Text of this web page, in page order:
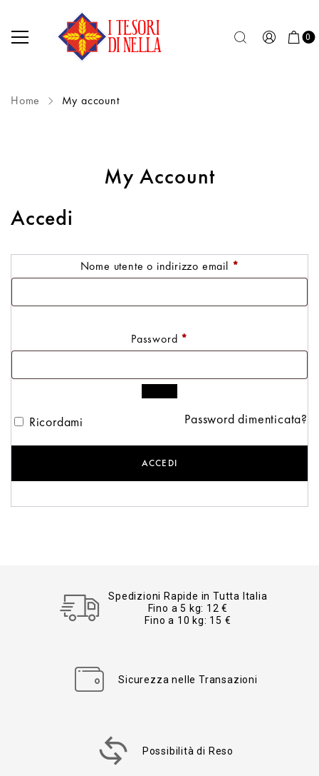
0
Home My account
My Account
Accedi
Nome utente o indirizzo email *
Password *
Ricordami Password dimenticata?
ACCEDI
Spedizioni Rapide in Tutta Italia
Fino a 5 kg: 12 €
Fino a 10 kg: 15 €
Sicurezza nelle Transazioni
Possibilità di Reso